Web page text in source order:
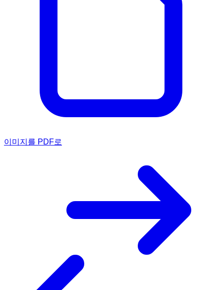
이미지를 PDF로